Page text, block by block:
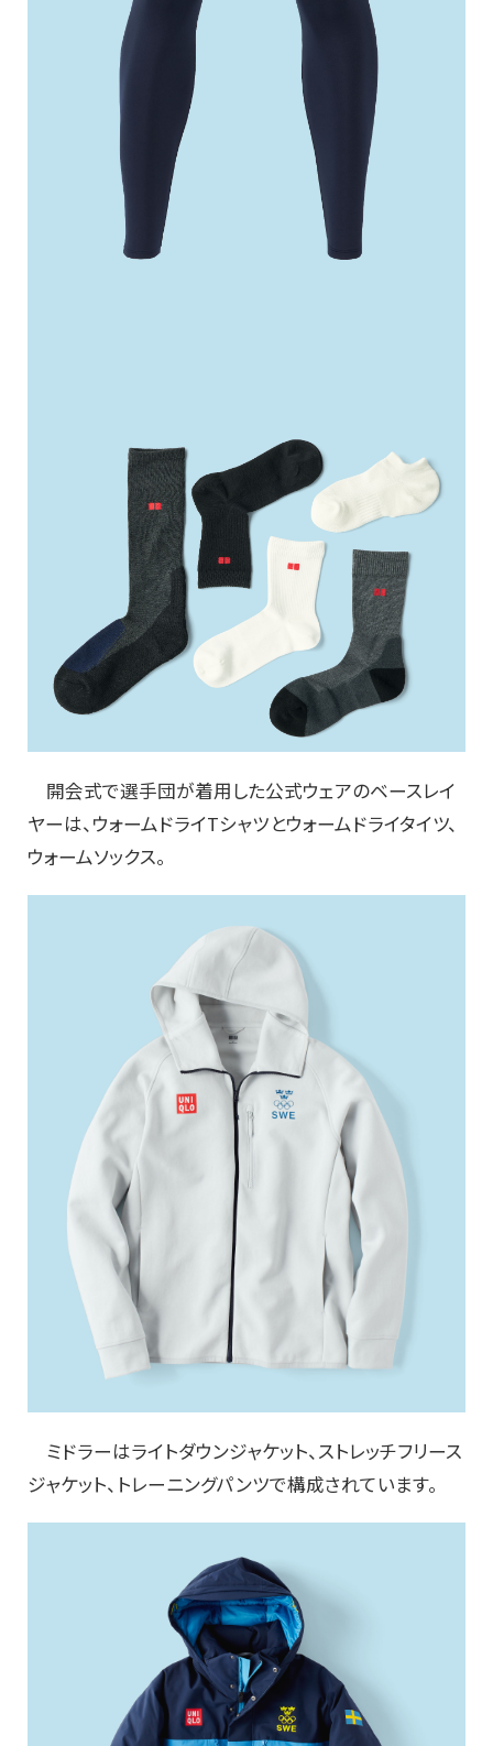
開会式で選手団が着用した公式ウェアのベースレイ
ヤーは、ウォームドライTシャツとウォームドライタイツ、
ウォームソックス。
ミドラーはライトダウンジャケット、ストレッチフリース
ジャケット、トレーニングパンツで構成されています。